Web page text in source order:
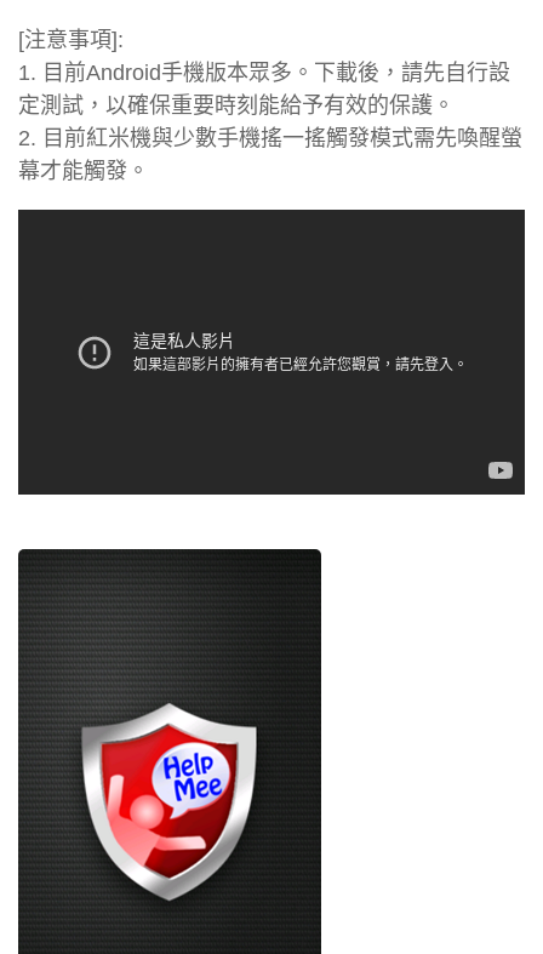
[注意事項]:
1. 目前Android手機版本眾多。下載後，請先自行設
定測試，以確保重要時刻能給予有效的保護。
2. 目前紅米機與少數手機搖一搖觸發模式需先喚醒螢
幕才能觸發。